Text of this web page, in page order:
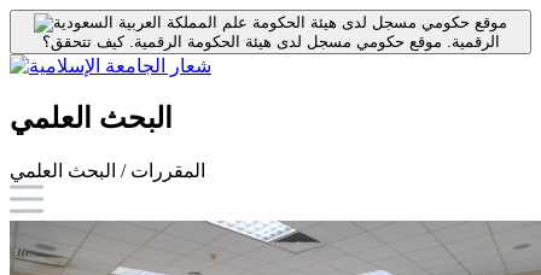
موقع حكومي مسجل لدى هيئة الحكومة
الرقمية. موقع حكومي مسجل لدى هيئة الحكومة الرقمية.كيف تتحقق؟
البحث العلمي
المقررات / البحث العلمي